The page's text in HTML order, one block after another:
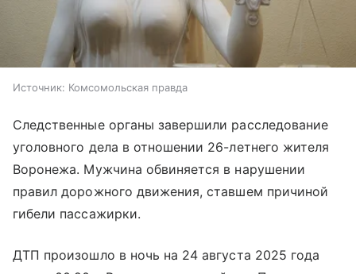
Источник: Комсомольская правда
Следственные органы завершили расследование
уголовного дела в отношении 26-летнего жителя
Воронежа. Мужчина обвиняется в нарушении
правил дорожного движения, ставшем причиной
гибели пассажирки.
ДТП произошло в ночь на 24 августа 2025 года